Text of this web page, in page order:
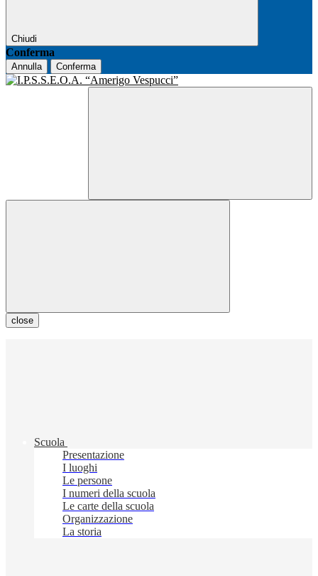
Chiudi
Conferma
Annulla Conferma
close
Scuola
Presentazione
I luoghi
Le persone
I numeri della scuola
Le carte della scuola
Organizzazione
La storia